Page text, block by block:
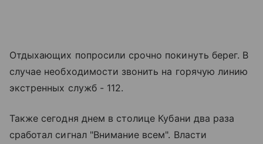
Отдыхающих попросили срочно покинуть берег. В
случае необходимости звонить на горячую линию
экстренных служб - 112.
Также сегодня днем в столице Кубани два раза
сработал сигнал "Внимание всем". Власти